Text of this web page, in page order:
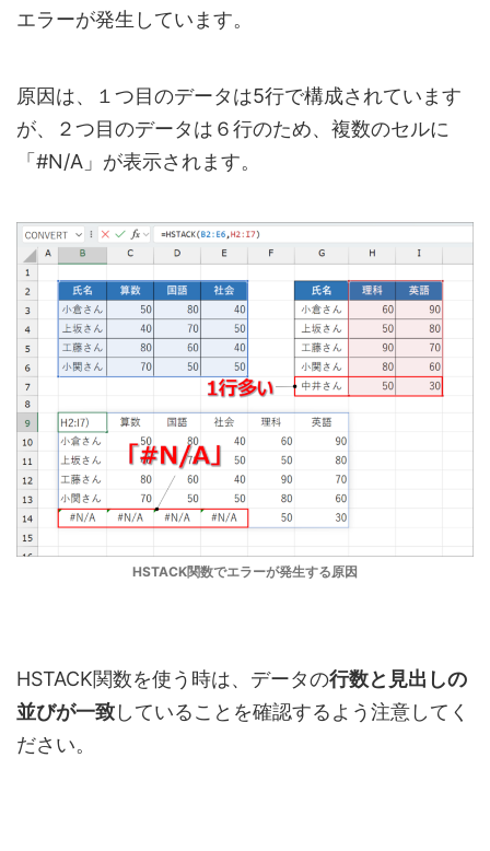
エラーが発生しています。
原因は、１つ目のデータは5行で構成されています
が、２つ目のデータは６行のため、複数のセルに
「#N/A」が表示されます。
HSTACK関数でエラーが発生する原因
HSTACK関数を使う時は、データの行数と見出しの
並びが一致していることを確認するよう注意してく
ださい。